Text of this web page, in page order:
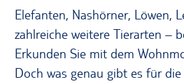
Elefanten, Nashörner, Löwen,
zahlreiche weitere Tierarten –
Erkunden Sie mit dem
Doch was genau gibt es für